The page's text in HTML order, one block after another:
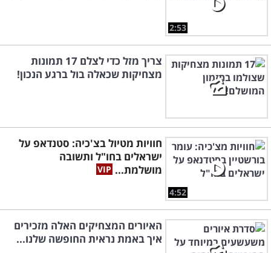
2:53
צריך מזל כדי לצלם 17 תמונות
מצחיקות שכאלה בול ברגע הנכון!
4:52
חוויות מטיול בצ'כיה: סטנדאפ על
ישראלים בחו"ל ותשובה
מושלמת...
האיורים המצחיקים האלה מזכירים
איך באמת נראית החופשה שלנו...